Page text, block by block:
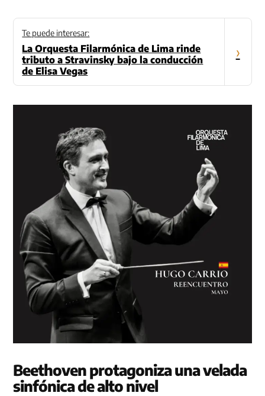
Te puede interesar:
La Orquesta Filarmónica de Lima rinde
tributo a Stravinsky bajo la conducción
de Elisa Vegas
›
Beethoven protagoniza una velada
sinfónica de alto nivel